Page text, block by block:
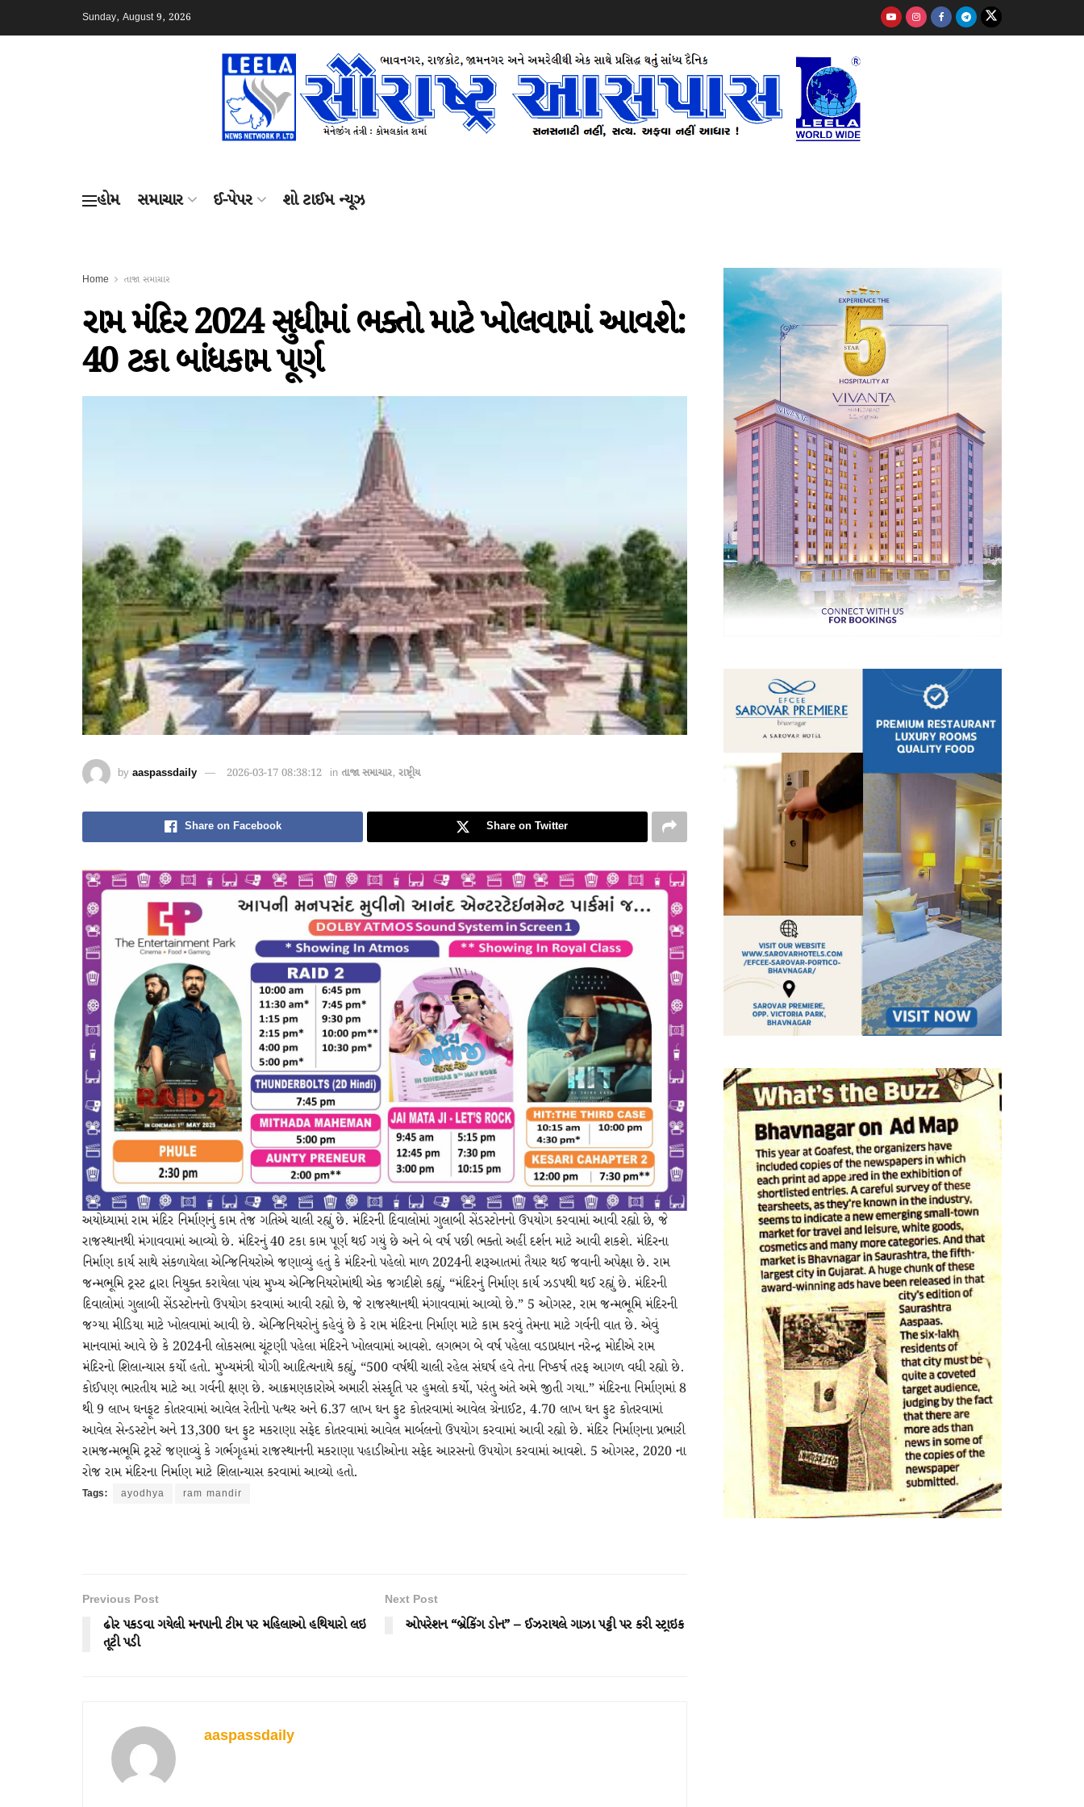
Sunday, August 9, 2026
હોમ સમાચાર ઈ-પેપર શો ટાઈમ ન્યૂઝ
Home તાજા સમાચાર
રામ મંદિર 2024 સુધીમાં ભક્તો માટે ખોલવામાં આવશે:
40 ટકા બાંધકામ પૂર્ણ
by aaspassdaily 2026-03-17 08:38:12 in તાજા સમાચાર, રાષ્ટ્રીય
Share on Facebook Share on Twitter
અયોધ્યામાં રામ મંદિર નિર્માણનું કામ તેજ ગતિએ ચાલી રહ્યું છે. મંદિરની દિવાલોમાં ગુલાબી સેંડસ્ટોનનો ઉપયોગ કરવામાં આવી રહ્યો છે, જે
રાજસ્થાનથી મંગાવવામાં આવ્યો છે. મંદિરનું 40 ટકા કામ પૂર્ણ થઈ ગયું છે અને બે વર્ષ પછી ભક્તો અહીં દર્શન માટે આવી શકશે. મંદિરના
નિર્માણ કાર્ય સાથે સંકળાયેલા એન્જિનિયરોએ જણાવ્યું હતું કે મંદિરનો પહેલો માળ 2024ની શરૂઆતમાં તૈયાર થઈ જવાની અપેક્ષા છે. રામ
જન્મભૂમિ ટ્રસ્ટ દ્વારા નિયુક્ત કરાયેલા પાંચ મુખ્ય એન્જિનિયરોમાંથી એક જગદીશે કહ્યું, “મંદિરનું નિર્માણ કાર્ય ઝડપથી થઈ રહ્યું છે. મંદિરની
દિવાલોમાં ગુલાબી સેંડસ્ટોનનો ઉપયોગ કરવામાં આવી રહ્યો છે, જે રાજસ્થાનથી મંગાવવામાં આવ્યો છે.” 5 ઓગસ્ટ, રામ જન્મભૂમિ મંદિરની
જગ્યા મીડિયા માટે ખોલવામાં આવી છે. એન્જિનિયરોનું કહેવું છે કે રામ મંદિરના નિર્માણ માટે કામ કરવું તેમના માટે ગર્વની વાત છે. એવું
માનવામાં આવે છે કે 2024ની લોકસભા ચૂંટણી પહેલા મંદિરને ખોલવામાં આવશે. લગભગ બે વર્ષ પહેલા વડાપ્રધાન નરેન્દ્ર મોદીએ રામ
મંદિરનો શિલાન્યાસ કર્યો હતો. મુખ્યમંત્રી યોગી આદિત્યનાથે કહ્યું, “500 વર્ષથી ચાલી રહેલ સંઘર્ષ હવે તેના નિષ્કર્ષ તરફ આગળ વધી રહ્યો છે.
કોઈપણ ભારતીય માટે આ ગર્વની ક્ષણ છે. આક્રમણકારોએ અમારી સંસ્કૃતિ પર હુમલો કર્યો, પરંતુ અંતે અમે જીતી ગયા.” મંદિરના નિર્માણમાં 8
થી 9 લાખ ઘનફૂટ કોતરવામાં આવેલ રેતીનો પત્થર અને 6.37 લાખ ઘન ફુટ કોતરવામાં આવેલ ગ્રેનાઈટ, 4.70 લાખ ઘન ફુટ કોતરવામાં
આવેલ સેન્ડસ્ટોન અને 13,300 ઘન ફુટ મકરાણા સફેદ કોતરવામાં આવેલ માર્બલનો ઉપયોગ કરવામાં આવી રહ્યો છે. મંદિર નિર્માણના પ્રભારી
રામજન્મભૂમિ ટ્રસ્ટે જણાવ્યું કે ગર્ભગૃહમાં રાજસ્થાનની મકરાણા પહાડીઓના સફેદ આરસનો ઉપયોગ કરવામાં આવશે. 5 ઓગસ્ટ, 2020 ના
રોજ રામ મંદિરના નિર્માણ માટે શિલાન્યાસ કરવામાં આવ્યો હતો.
Tags: ayodhya ram mandir
Previous Post
ઢોર પકડવા ગયેલી મનપાની ટીમ પર મહિલાઓ હથિયારો લઇ
તૂટી પડી
Next Post
ઓપરેશન “બ્રેકિંગ ડોન” – ઈઝરાયલે ગાઝા પટ્ટી પર કરી સ્ટ્રાઇક
aaspassdaily